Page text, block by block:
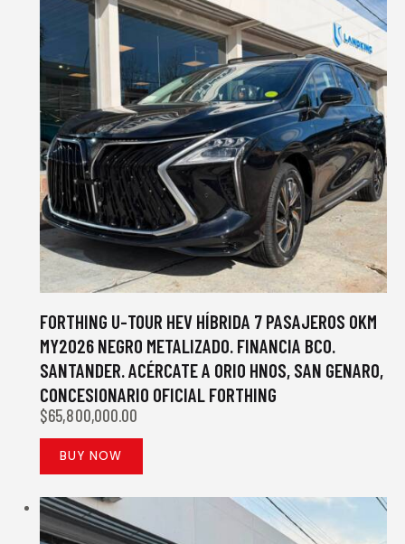
FORTHING U-TOUR HEV HÍBRIDA 7 PASAJEROS 0KM
MY2026 NEGRO METALIZADO. FINANCIA BCO.
SANTANDER. ACÉRCATE A ORIO HNOS, SAN GENARO,
CONCESIONARIO OFICIAL FORTHING
$65,800,000.00
BUY NOW